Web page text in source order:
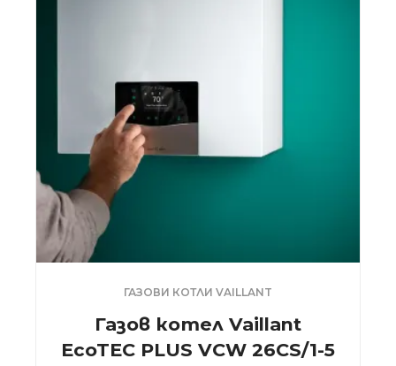
ГАЗОВИ КОТЛИ VAILLANT
Газов котел Vaillant
EcoTEC PLUS VCW 26CS/1-5